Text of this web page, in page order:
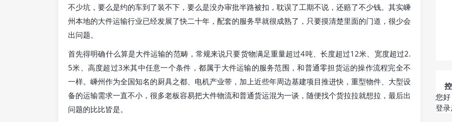
不少坑，要么是约的车到了装不下，要么是没办审批半路被扣，耽误了工期不说，还赔了不少钱。其实嵊
州本地的大件运输行业已经发展了快二十年，配套的服务早就很成熟了，只要摸清楚里面的门道，很少会
出问题。
首先得明确什么算是大件运输的范畴，常规来说只要货物满足重量超过4吨、长度超过12米、宽度超过2.
5米、高度超过3米其中任意一个条件，都属于大件运输的服务范围，和普通零担货运的操作流程完全不
一样。嵊州作为全国知名的厨具之都、电机产业带，加上近些年周边基建项目推进快，重型物件、大型设
备的运输需求一直不小，很多老板容易把大件物流和普通货运混为一谈，随便找个货拉拉就想拉，最后出
问题的比比皆是。
您好
登